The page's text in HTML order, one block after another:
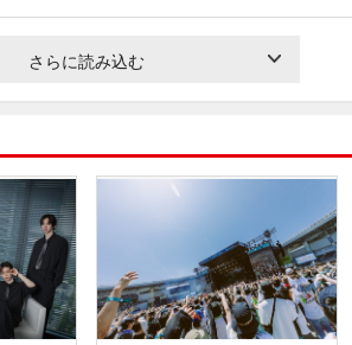
さらに読み込む